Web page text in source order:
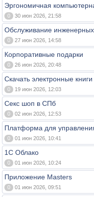
Эргономичная
0 30 июн 2026, 21:58
Обслуживание
0 27 июн 2026, 14:58
Корпоративные подарки
0 26 июн 2026, 20:48
Скачать электронные книги
0 19 июн 2026, 12:03
Секс шоп в СПб
0 02 июн 2026, 12:53
Платформа для
0 01 июн 2026, 10:41
1С Облако
0 01 июн 2026, 10:24
Приложение Masters
0 01 июн 2026, 09:51